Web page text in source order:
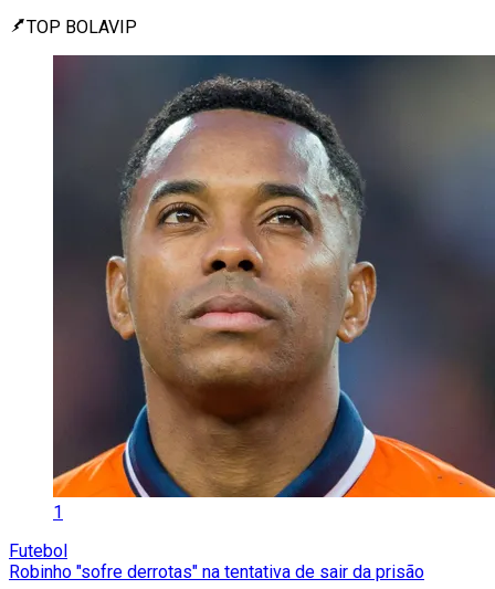
TOP BOLAVIP
1
Futebol
Robinho "sofre derrotas" na tentativa de sair da prisão